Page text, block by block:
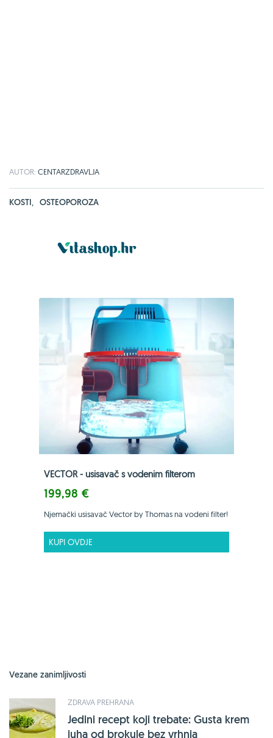
AUTOR: CENTARZDRAVLJA
KOSTI, OSTEOPOROZA
VECTOR - usisavač s vodenim filterom
199,98 €
Njemački usisavač Vector by Thomas na vodeni filter!
KUPI OVDJE
Vezane zanimljivosti
ZDRAVA PREHRANA
Jedini recept koji trebate: Gusta krem
juha od brokule bez vrhnja